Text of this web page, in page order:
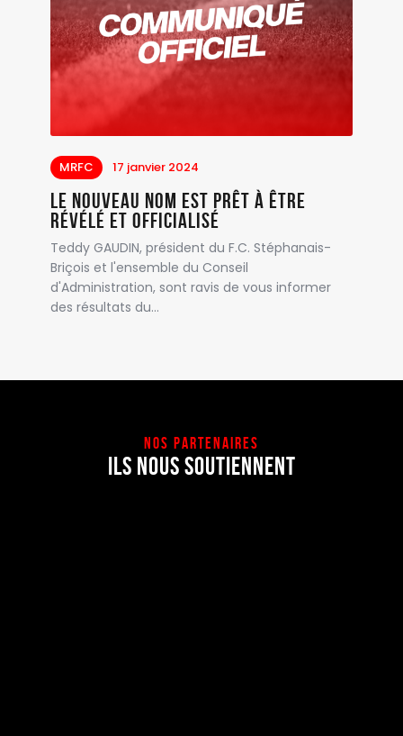
MRFC 17 janvier 2024
Le nouveau nom est prêt à être
révélé et officialisé
Teddy GAUDIN, président du F.C. Stéphanais-
Briçois et l'ensemble du Conseil
d'Administration, sont ravis de vous informer
des résultats du…
NOS PARTENAIRES
ILS NOUS SOUTIENNENT